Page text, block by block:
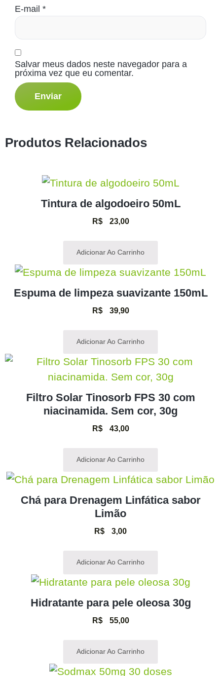
E-mail *
Salvar meus dados neste navegador para a
próxima vez que eu comentar.
Produtos Relacionados
Tintura de algodoeiro 50mL
R$23,00
Adicionar Ao Carrinho
Espuma de limpeza suavizante 150mL
R$39,90
Adicionar Ao Carrinho
Filtro Solar Tinosorb FPS 30 com
niacinamida. Sem cor, 30g
R$43,00
Adicionar Ao Carrinho
Chá para Drenagem Linfática sabor
Limão
R$ 3,00
Adicionar Ao Carrinho
Hidratante para pele oleosa 30g
R$55,00
Adicionar Ao Carrinho